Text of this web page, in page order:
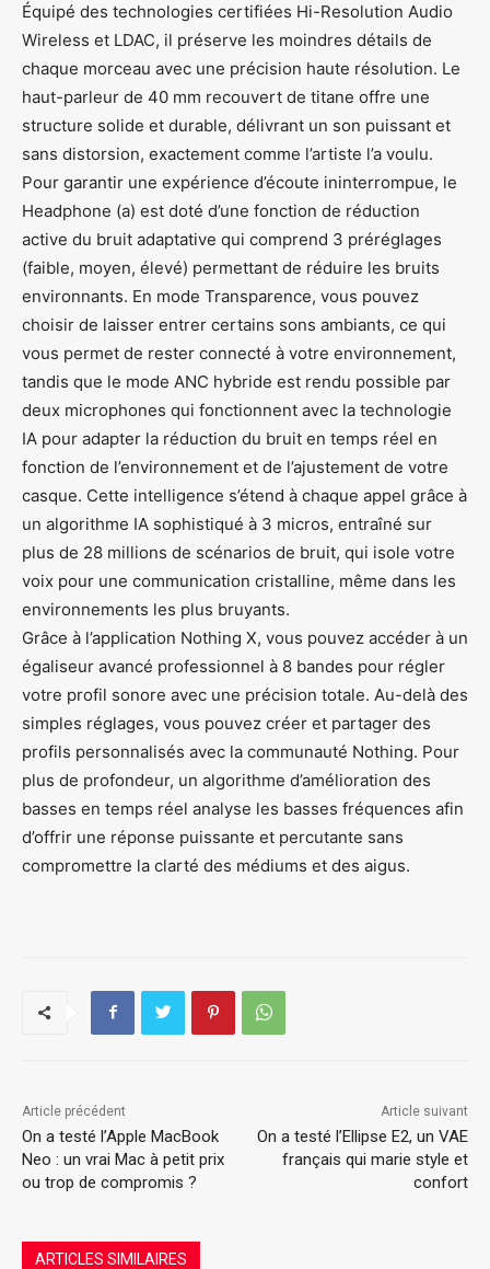
Équipé des technologies certifiées Hi-Resolution Audio
Wireless et LDAC, il préserve les moindres détails de
chaque morceau avec une précision haute résolution. Le
haut-parleur de 40 mm recouvert de titane offre une
structure solide et durable, délivrant un son puissant et
sans distorsion, exactement comme l’artiste l’a voulu.
Pour garantir une expérience d’écoute ininterrompue, le
Headphone (a) est doté d’une fonction de réduction
active du bruit adaptative qui comprend 3 préréglages
(faible, moyen, élevé) permettant de réduire les bruits
environnants. En mode Transparence, vous pouvez
choisir de laisser entrer certains sons ambiants, ce qui
vous permet de rester connecté à votre environnement,
tandis que le mode ANC hybride est rendu possible par
deux microphones qui fonctionnent avec la technologie
IA pour adapter la réduction du bruit en temps réel en
fonction de l’environnement et de l’ajustement de votre
casque. Cette intelligence s’étend à chaque appel grâce à
un algorithme IA sophistiqué à 3 micros, entraîné sur
plus de 28 millions de scénarios de bruit, qui isole votre
voix pour une communication cristalline, même dans les
environnements les plus bruyants.
Grâce à l’application Nothing X, vous pouvez accéder à un
égaliseur avancé professionnel à 8 bandes pour régler
votre profil sonore avec une précision totale. Au-delà des
simples réglages, vous pouvez créer et partager des
profils personnalisés avec la communauté Nothing. Pour
plus de profondeur, un algorithme d’amélioration des
basses en temps réel analyse les basses fréquences afin
d’offrir une réponse puissante et percutante sans
compromettre la clarté des médiums et des aigus.
Article précédent
On a testé l’Apple MacBook
Neo : un vrai Mac à petit prix
ou trop de compromis ?
Article suivant
On a testé l’Ellipse E2, un VAE
français qui marie style et
confort
ARTICLES SIMILAIRES